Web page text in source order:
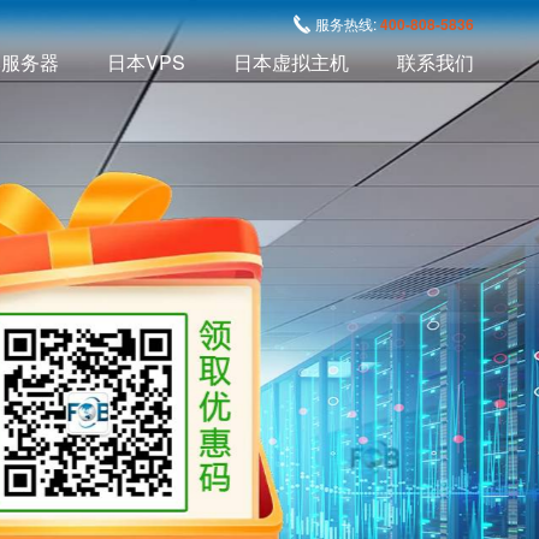
务器 日本VPS 日本虚拟主机 联系我们
服务热线:400-808-5836